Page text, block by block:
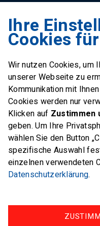
Swiss
E-Mail
team.ch
Twitter
Ihre
Cookies
Wir nutzen Cookies, um
unserer Webseite zu
Kommunikation mit
Cookies werden nur
Klicken auf Zustimmen
geben. Um Ihre
wählen Sie den Button
spezifische Auswahl
einzelnen verwendeten
Datenschutzerklärung.